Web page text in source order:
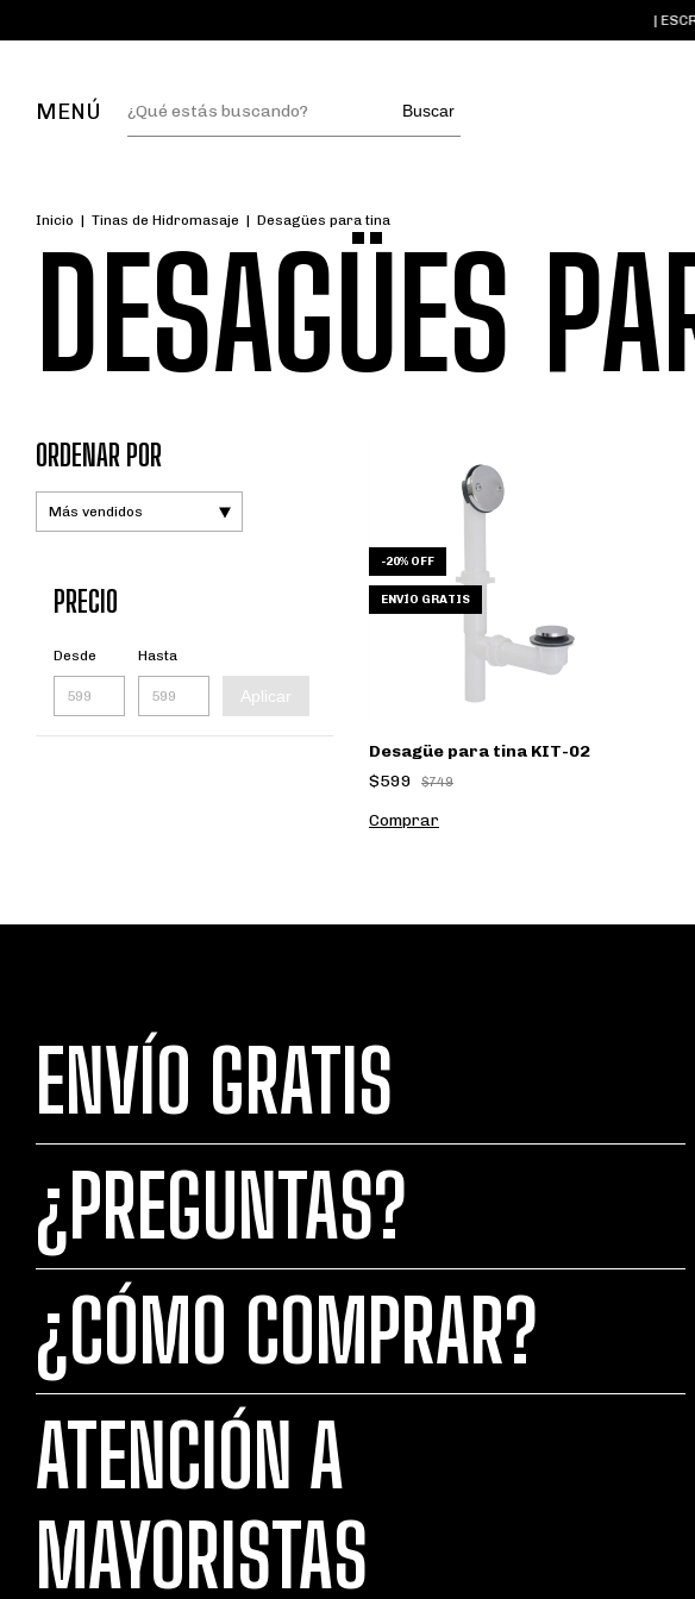
|
MENÚ Buscar
Inicio | Tinas de Hidromasaje | Desagües para tina
DESAGÜES
ORDENAR POR
PRECIO
Desde Hasta
Aplicar
-20% OFF
ENVÍO GRATIS
Desagüe para tina KIT-02
$599
$749
ENVÍO GRATIS
¿PREGUNTAS?
¿CÓMO COMPRAR?
ATENCIÓN A
MAYORISTAS